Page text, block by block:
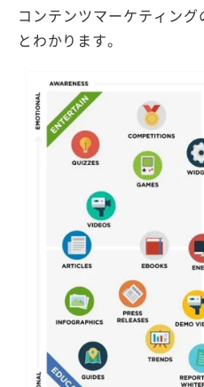
コンテンツマーケティン
とわかります。